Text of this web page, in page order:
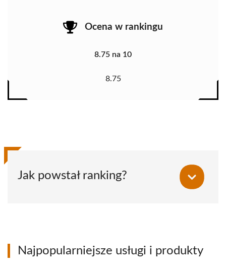
Ocena w rankingu
8.75 na 10
8.75
Jak powstał ranking?
Najpopularniejsze usługi i produkty